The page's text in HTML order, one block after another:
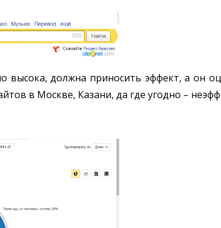
должна приносить эффект, а он
в Москве, Казани, да где угодно –